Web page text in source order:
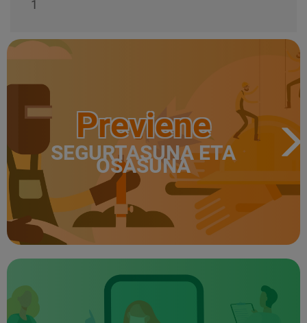
1
Previene
SEGURTASUNA ETA
OSASUNA